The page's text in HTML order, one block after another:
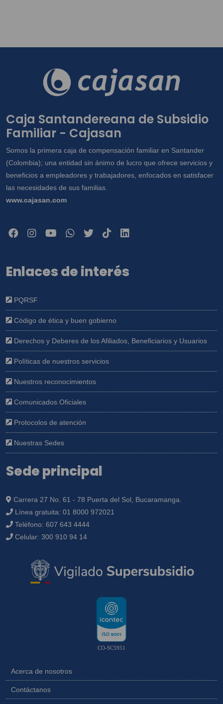
Caja Santandereana de Subsidio
Familiar - Cajasan
Somos la primera caja de compensación familiar en Santander
(Colombia); una entidad sin ánimo de lucro que ofrece servicios y
beneficios a empleadores y trabajadores, enfocados en satisfacer
las necesidades de sus familias.
www.cajasan.com
Enlaces de interés
PQRSF
Código de ética y buen gobierno
Derechos y Deberes de los Afiliados, Beneficiarios y Usuarios
Políticas de nuestros servicios
Nuestros reconocimientos
Comunicados Oficiales
Protocolos de atención
Nuestras Sedes
Sede principal
Carrera 27 No. 61 - 78 Puerta del Sol, Bucaramanga.
Línea gratuita: 01 8000 972021
Teléfono: 607 643 4444
Celular: 300 910 94 14
CO-SC5951
Acerca de nosotros
Contáctanos